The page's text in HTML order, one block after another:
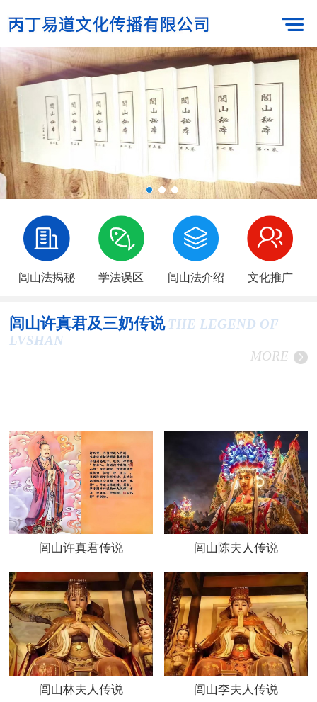
闾山法揭秘 学法误区 闾山法介绍 文化推广
闾山许真君及三奶传说 THE LEGEND OF
LVSHAN
MORE
闾山许真君传说 闾山陈夫人传说
闾山林夫人传说 闾山李夫人传说